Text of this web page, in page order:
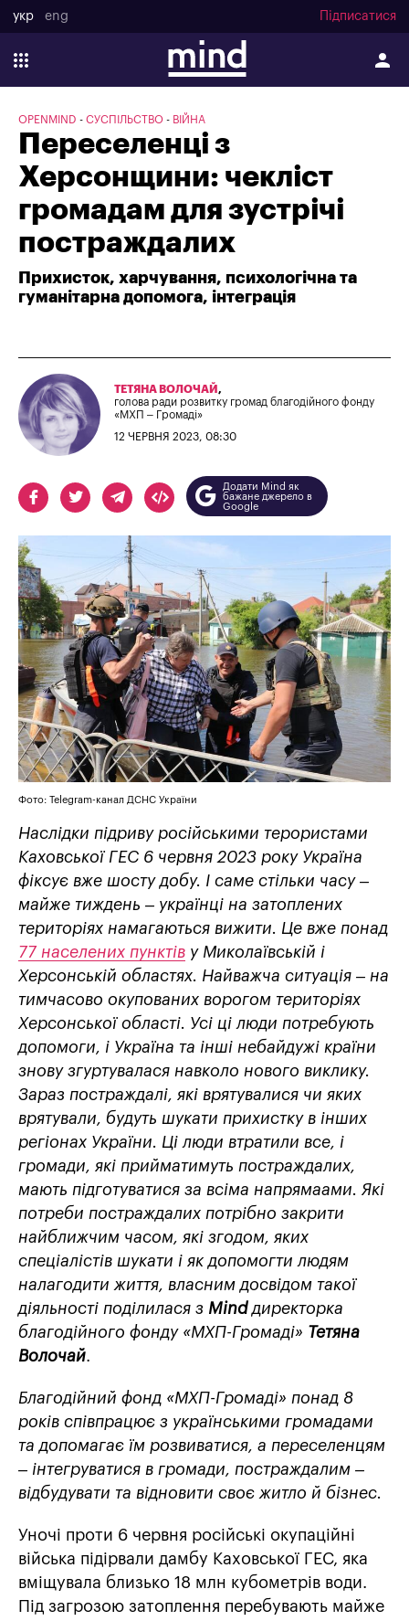
укр eng Підписатися
OPENMIND СУСПІЛЬСТВО ВІЙНА
Переселенці з
Херсонщини: чекліст
громадам для зустрічі
постраждалих
Прихисток, харчування, психологічна та
гуманітарна допомога, інтеграція
ТЕТЯНА ВОЛОЧАЙ ,
голова ради розвитку громад благодійного фонду
«МХП – Громаді»
12 ЧЕРВНЯ 2023, 08:30
Додати Mind як
бажане джерело в
Google
Фото: Telegram-канал ДСНС України
Наслідки підриву російськими терористами
Каховської ГЕС 6 червня 2023 року Україна
фіксує вже шосту добу. І саме стільки часу –
майже тиждень – українці на затоплених
територіях намагаються вижити. Це вже понад
77 населених пунктів у Миколаївській і
Херсонській областях. Найважча ситуація – на
тимчасово окупованих ворогом територіях
Херсонської області. Усі ці люди потребують
допомоги, і Україна та інші небайдужі країни
знову згуртувалася навколо нового виклику.
Зараз постраждалі, які врятувалися чи яких
врятували, будуть шукати прихистку в інших
регіонах України. Ці люди втратили все, і
громади, які прийматимуть постраждалих,
мають підготуватися за всіма напрямаами. Які
потреби постраждалих потрібно закрити
найближчим часом, які згодом, яких
спеціалістів шукати і як допомогти людям
налагодити життя, власним досвідом такої
діяльності поділилася з Mindдиректорка
благодійного фонду «МХП-Громаді» Тетяна
Волочай.
Благодійний фонд «МХП-Громаді» понад 8
років співпрацює з українськими громадами
та допомагає їм розвиватися, а переселенцям
– інтегруватися в громади, постраждалим –
відбудувати та відновити своє житло й бізнес.
Уночі проти 6 червня російські окупаційні
війська підірвали дамбу Каховської ГЕС, яка
вміщувала близько 18 млн кубометрів води.
Під загрозою затоплення перебувають майже